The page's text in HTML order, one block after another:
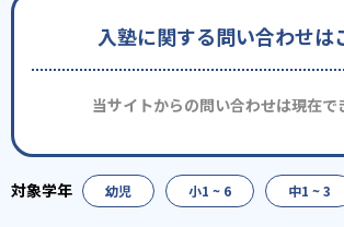
入塾に関する問い合わせは
当サイトからの問い合わせは現在で
幼児 小1 ~ 6 中1 ~ 3